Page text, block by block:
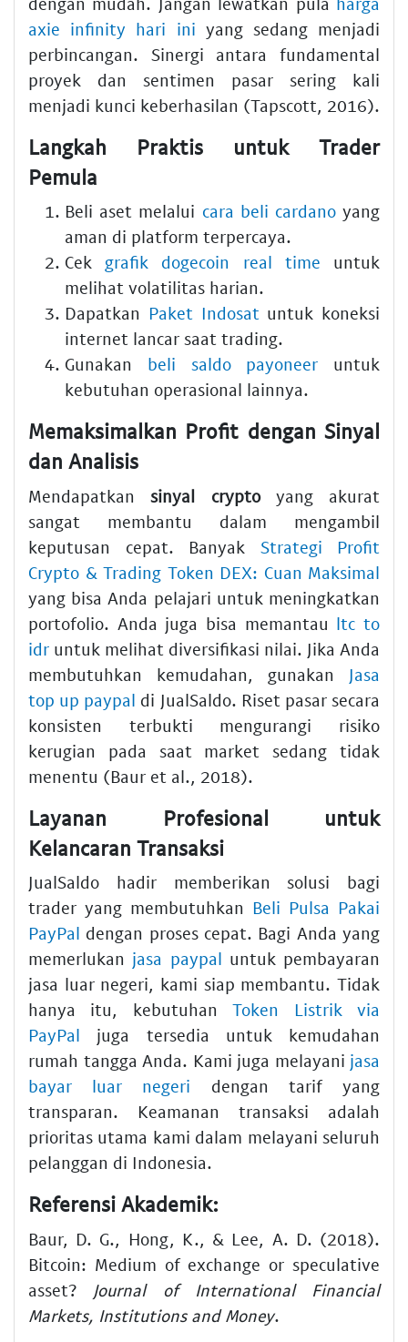
axie infinity hari ini yang sedang menjadi
perbincangan. Sinergi antara fundamental
proyek dan sentimen pasar sering kali
menjadi kunci keberhasilan (Tapscott, 2016).
Langkah Praktis untuk Trader
Pemula
Beli aset melalui cara beli cardanoyang
aman di platform terpercaya.
Cek grafik dogecoin real time untuk
melihat volatilitas harian.
Dapatkan Paket Indosat untuk koneksi
internet lancar saat trading.
Gunakan beli saldo payoneer untuk
kebutuhan operasional lainnya.
Memaksimalkan Profit dengan Sinyal
dan Analisis
Mendapatkansinyal cryptoyang akurat
sangat membantu dalam mengambil
keputusan cepat. Banyak Strategi Profit
Crypto & Trading Token DEX: Cuan Maksimal
yang bisa Anda pelajari untuk meningkatkan
portofolio. Anda juga bisa memantau ltc to
idr untuk melihat diversifikasi nilai. Jika Anda
membutuhkan kemudahan, gunakan Jasa
top up paypal di JualSaldo. Riset pasar secara
konsisten terbukti mengurangi risiko
kerugian pada saat market sedang tidak
menentu (Baur et al., 2018).
Layanan Profesional untuk
Kelancaran Transaksi
JualSaldo hadir memberikan solusi bagi
trader yang membutuhkan Beli Pulsa Pakai
PayPal dengan proses cepat. Bagi Anda yang
memerlukan jasa paypal untuk pembayaran
jasa luar negeri, kami siap membantu. Tidak
hanya itu, kebutuhanToken Listrik via
PayPal juga tersedia untuk kemudahan
rumah tangga Anda. Kami juga melayani jasa
bayar luar negeri dengan tarif yang
transparan. Keamanan transaksi adalah
prioritas utama kami dalam melayani seluruh
pelanggan di Indonesia.
Referensi Akademik:
Baur, D. G., Hong, K., & Lee, A. D. (2018).
Bitcoin: Medium of exchange or speculative
asset? Journal of International Financial
Markets, Institutions and Money.